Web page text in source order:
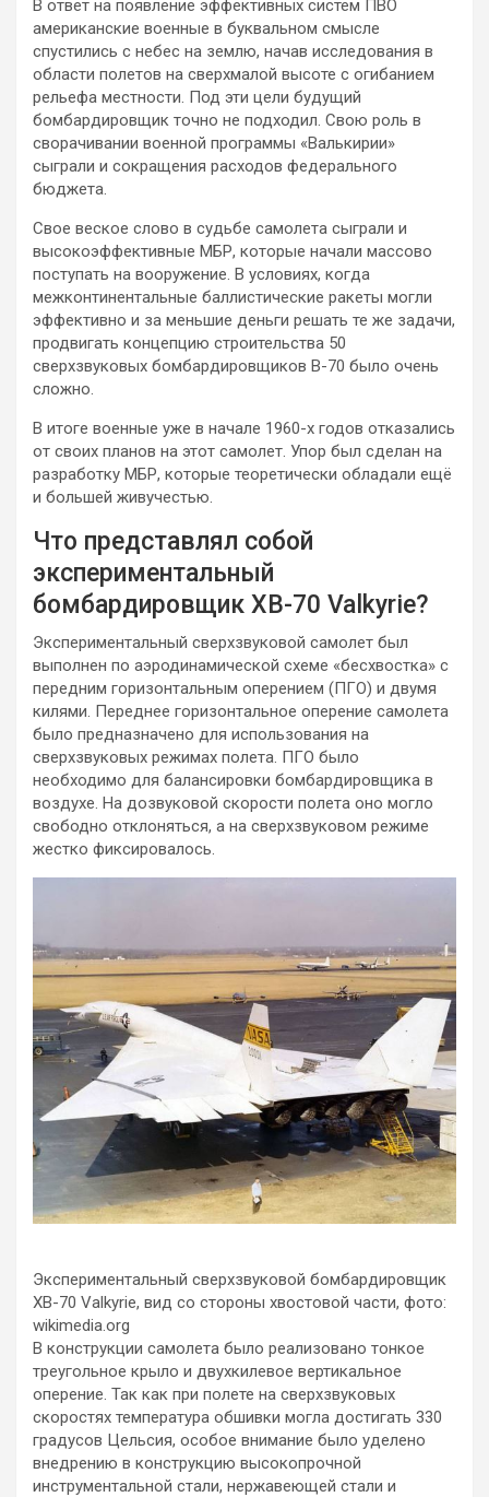
В ответ на появление эффективных систем ПВО
американские военные в буквальном смысле
спустились с небес на землю, начав исследования в
области полетов на сверхмалой высоте с огибанием
рельефа местности. Под эти цели будущий
бомбардировщик точно не подходил. Свою роль в
сворачивании военной программы «Валькирии»
сыграли и сокращения расходов федерального
бюджета.
Свое веское слово в судьбе самолета сыграли и
высокоэффективные МБР, которые начали массово
поступать на вооружение. В условиях, когда
межконтинентальные баллистические ракеты могли
эффективно и за меньшие деньги решать те же задачи,
продвигать концепцию строительства 50
сверхзвуковых бомбардировщиков B-70 было очень
сложно.
В итоге военные уже в начале 1960-х годов отказались
от своих планов на этот самолет. Упор был сделан на
разработку МБР, которые теоретически обладали ещё
и большей живучестью.
Что представлял собой
экспериментальный
бомбардировщик XB-70 Valkyrie?
Экспериментальный сверхзвуковой самолет был
выполнен по аэродинамической схеме «бесхвостка» с
передним горизонтальным оперением (ПГО) и двумя
килями. Переднее горизонтальное оперение самолета
было предназначено для использования на
сверхзвуковых режимах полета. ПГО было
необходимо для балансировки бомбардировщика в
воздухе. На дозвуковой скорости полета оно могло
свободно отклоняться, а на сверхзвуковом режиме
жестко фиксировалось.
Экспериментальный сверхзвуковой бомбардировщик
XB-70 Valkyrie, вид со стороны хвостовой части, фото:
wikimedia.org
В конструкции самолета было реализовано тонкое
треугольное крыло и двухкилевое вертикальное
оперение. Так как при полете на сверхзвуковых
скоростях температура обшивки могла достигать 330
градусов Цельсия, особое внимание было уделено
внедрению в конструкцию высокопрочной
инструментальной стали, нержавеющей стали и